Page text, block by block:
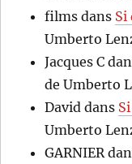
films dans Si
Umberto
Jacques C
de Umberto
David dans
Umberto
GARNIER